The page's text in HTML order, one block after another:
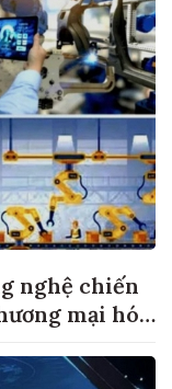
nghệ chiến
mại hóa